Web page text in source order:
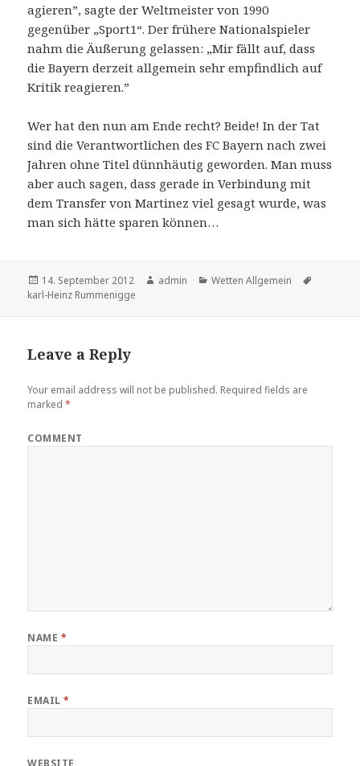
agieren”, sagte der Weltmeister von 1990
gegenüber „Sport1“. Der frühere Nationalspieler
nahm die Äußerung gelassen: „Mir fällt auf, dass
die Bayern derzeit allgemein sehr empfindlich auf
Kritik reagieren.”
Wer hat den nun am Ende recht? Beide! In der Tat
sind die Verantwortlichen des FC Bayern nach zwei
Jahren ohne Titel dünnhäutig geworden. Man muss
aber auch sagen, dass gerade in Verbindung mit
dem Transfer von Martinez viel gesagt wurde, was
man sich hätte sparen können…
Posted
on
14. September 2012 Author
admin Categories
Wetten Allgemein
karl-Heinz Rummenigge
Leave a Reply
Your email address will not be published. Required fields are
marked*
COMMENT
NAME *
EMAIL*
WEBSITE